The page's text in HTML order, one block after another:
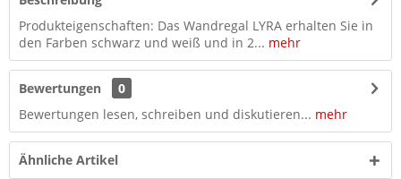
Produkteigenschaften: Das Wandregal LYRA erhalten Sie in
den Farben schwarz und weiß und in 2... mehr
Bewertungen
0
Bewertungen lesen, schreiben und diskutieren... mehr
Ähnliche Artikel